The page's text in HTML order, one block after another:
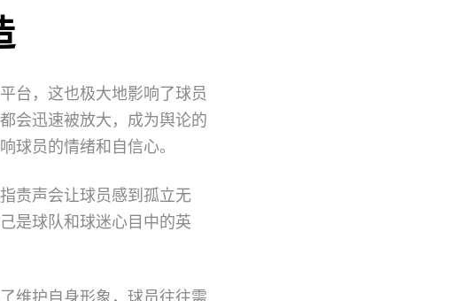
台，这也极大地影响了球员
会迅速被放大，成为舆论的
球员的情绪和自信心。
责声会让球员感到孤立无
是球队和球迷心目中的英
维护自身形象，球员往往需